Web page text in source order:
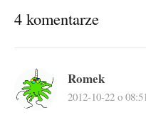
4 komentarze
Romek
2012-10-22 o 08:51